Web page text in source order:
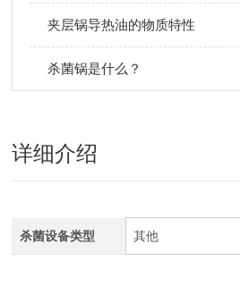
夹层锅导热油的物质特性
杀菌锅是什么？
详细介绍
杀菌设备类型 其他